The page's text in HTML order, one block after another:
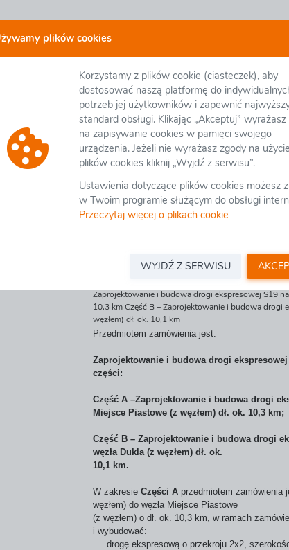
plików cookies
Korzystamy z plików cookie (ciasteczek), aby
dostosować naszą platformę do
potrzeb jej użytkowników i zapewnić
standard obsługi. Klikając „Akceptuj”
na zapisywanie cookies w pamięci swojego
urządzenia. Jeżeli nie wyrażasz zgody na użycie
plików cookies kliknij „Wyjdź z serwisu”.
Ustawienia dotyczące plików cookies możesz
w Twoim programie służącym do obsługi
Przeczytaj więcej o plikach cookie
WYJDŹ Z SERWISU
otwartych
drogi ekspresowej S19 na odcinku od węzła Iskrzynia do
S19 na odcinku od węzła Iskrzynia (z węzłem) do węzła
S19 na odcinku od węzła Miejsce Piastowe (bez węzła) do
3.2410.2.2020 - Zaprojektowanie i budowa
Załączniki organizatora Pytania/Informacje
GENERALNA DYREKCJA DRÓG KRAJOWYCH I
O.RZ.D-3.2410.2.2020
Zaprojektowanie i budowa drogi ekspresowej S19 na
Zaprojektowanie i budowa drogi ekspresowej S19 na
10,3 km Część B – Zaprojektowanie i budowa drogi ekspresowej S19 na odcinku od węzła Miejsce Piastowe (bez węzła) do węzła Dukla (z
węzłem) dł. ok. 10,1 km
Przedmiotem zamówienia jest:
Zaprojektowanie i budowa drogi
części:
Część A –Zaprojektowanie i budowa drogi
Miejsce Piastowe (z węzłem) dł. ok. 10,3 km;
Część B – Zaprojektowanie i budowa drogi
węzła Dukla (z węzłem) dł. ok.
10,1 km.
W zakresie Części A przedmiotem zamówienia
węzłem) do węzła Miejsce Piastowe
(z węzłem) o dł. ok. 10,3 km, w ramach
i wybudować:
·
drogę ekspresową o przekroju 2x2,